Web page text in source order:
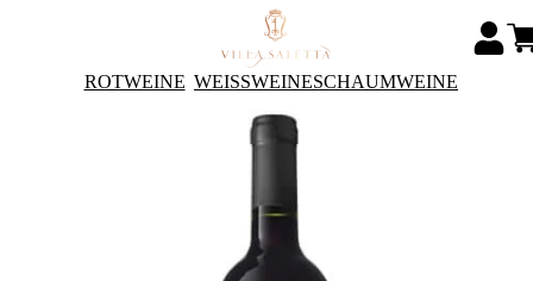
ROTWEINE WEISSWEINESCHAUMWEINE